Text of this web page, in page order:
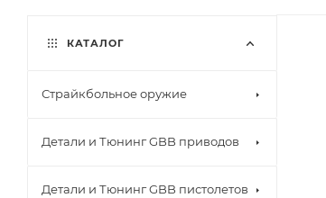
КАТАЛОГ
Страйкбольное оружие
Детали и Тюнинг GBB приводов
Детали и Тюнинг GBB пистолетов